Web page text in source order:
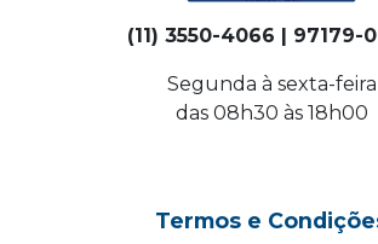
(11) 3550-4066 | 97179-
Segunda à sexta-feira
das 08h30 às 18h00
Termos e